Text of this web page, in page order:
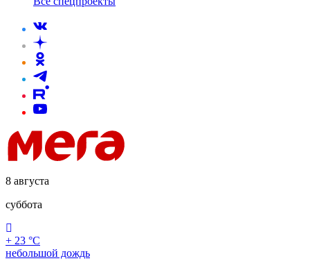
8 августа
суббота
+ 23 °С
небольшой дождь